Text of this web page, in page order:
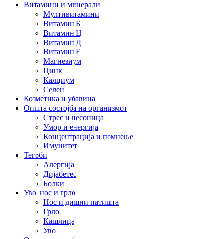
Витамини и минерали
Мултивитамини
Витамин Б
Витамин Ц
Витамин Д
Витамин Е
Магнезиум
Цинк
Калциум
Селен
Козметика и убавина
Општа состојба на организмот
Стрес и несоница
Умор и енергија
Концентрација и помнење
Имунитет
Тегоби
Алергија
Дијабетес
Болки
Уво, нос и грло
Нос и дишни патишта
Грло
Кашлица
Уво